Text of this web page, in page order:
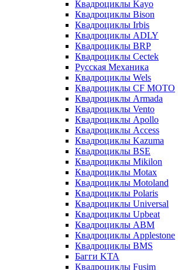
Квадроциклы Kayo
Квадроциклы Bison
Квадроциклы Irbis
Квадроциклы ADLY
Квадроциклы BRP
Квадроциклы Cectek
Русская Механика
Квадроциклы Wels
Квадроциклы CF MOTO
Квадроциклы Armada
Квадроциклы Vento
Квадроциклы Apollo
Квадроциклы Access
Квадроциклы Kazuma
Квадроциклы BSE
Квадроциклы Mikilon
Квадроциклы Motax
Квадроциклы Motoland
Квадроциклы Polaris
Квадроциклы Universal
Квадроциклы Upbeat
Квадроциклы ABM
Квадроциклы Applestone
Квадроциклы BMS
Багги KTA
Квадроциклы Fusim